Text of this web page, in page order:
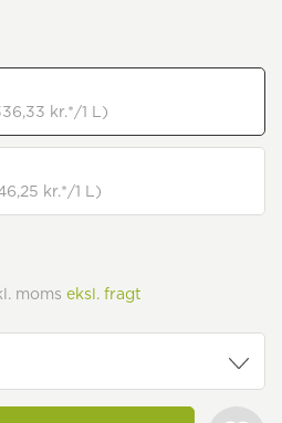
kr.*/1 L)
kr.*/1 L)
moms eksl. fragt